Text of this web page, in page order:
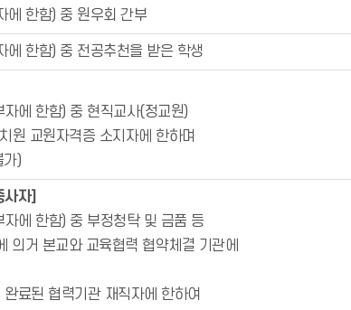
에 한함) 중 원우회 간부
에 한함) 중 전공추천을 받은 학생
에 한함) 중 현직교사(정교원)
원 교원자격증 소지자에 한하며
가)
사자]
에 한함) 중 부정청탁 및 금품 등
의거 본교와 교육협력 협약체결 기관에
료된 협력기관 재직자에 한하여